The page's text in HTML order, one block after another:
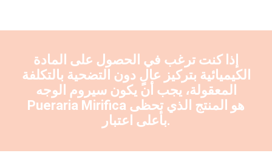
إذا كنت ترغب في الحصول على المادة
الكيميائية بتركيز عالٍ دون التضحية بالتكلفة
المعقولة، يجب أن يكون سيروم الوجه
Pueraria Mirifica
بأعلى اعتبار.